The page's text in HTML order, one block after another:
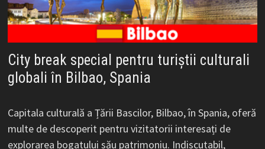
City break special pentru turiștii culturali
globali în Bilbao, Spania
Capitala culturală a Țării Bascilor, Bilbao, în Spania, oferă
multe de descoperit pentru vizitatorii interesați de
explorarea bogatului său patrimoniu. Indiscutabil,